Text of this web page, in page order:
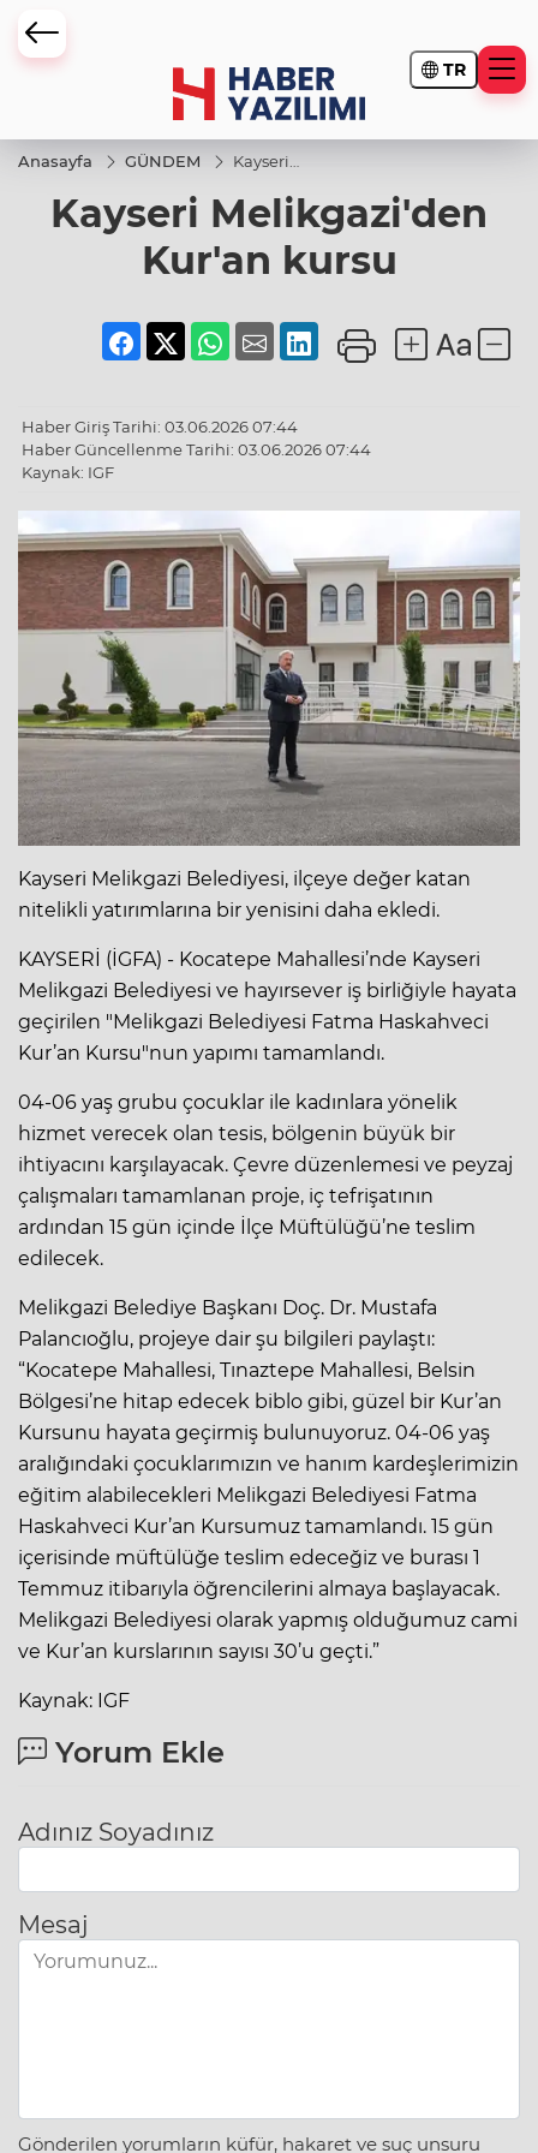
TR
Anasayfa GÜNDEM
Kayseri
Kur'an kursu
Kayseri Melikgazi'den
Kur'an kursu
Haber Giriş Tarihi: 03.06.2026 07:44
Haber Güncellenme Tarihi: 03.06.2026 07:44
Kaynak: IGF
Kayseri Melikgazi Belediyesi, ilçeye değer katan
nitelikli yatırımlarına bir yenisini daha ekledi.
KAYSERİ (İGFA) - Kocatepe Mahallesi’nde Kayseri
Melikgazi Belediyesi ve hayırsever iş birliğiyle hayata
geçirilen "Melikgazi Belediyesi Fatma Haskahveci
Kur’an Kursu"nun yapımı tamamlandı.
04-06 yaş grubu çocuklar ile kadınlara yönelik
hizmet verecek olan tesis, bölgenin büyük bir
ihtiyacını karşılayacak. Çevre düzenlemesi ve peyzaj
çalışmaları tamamlanan proje, iç tefrişatının
ardından 15 gün içinde İlçe Müftülüğü’ne teslim
edilecek.
Melikgazi Belediye Başkanı Doç. Dr. Mustafa
Palancıoğlu, projeye dair şu bilgileri paylaştı:
“Kocatepe Mahallesi, Tınaztepe Mahallesi, Belsin
Bölgesi’ne hitap edecek biblo gibi, güzel bir Kur’an
Kursunu hayata geçirmiş bulunuyoruz. 04-06 yaş
aralığındaki çocuklarımızın ve hanım kardeşlerimizin
eğitim alabilecekleri Melikgazi Belediyesi Fatma
Haskahveci Kur’an Kursumuz tamamlandı. 15 gün
içerisinde müftülüğe teslim edeceğiz ve burası 1
Temmuz itibarıyla öğrencilerini almaya başlayacak.
Melikgazi Belediyesi olarak yapmış olduğumuz cami
ve Kur’an kurslarının sayısı 30’u geçti.”
Kaynak: IGF
Yorum Ekle
Adınız Soyadınız
Mesaj
Gönderilen yorumların küfür, hakaret ve suç unsuru